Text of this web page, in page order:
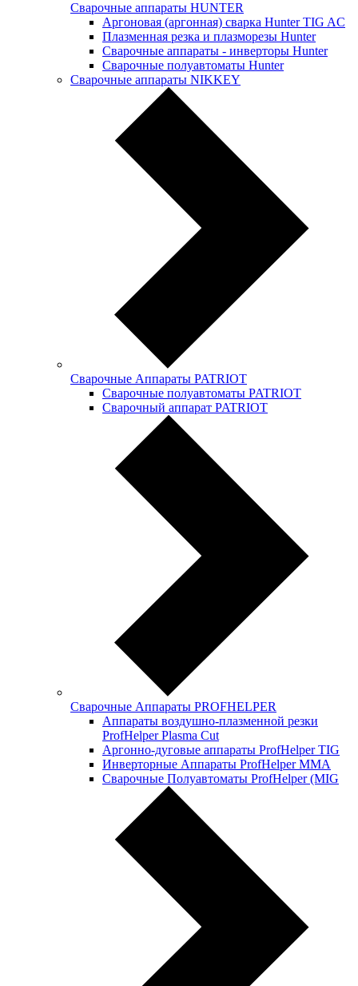
Сварочные аппараты HUNTER
Аргоновая (аргонная) сварка Hunter TIG AC
Плазменная резка и плазморезы Hunter
Сварочные аппараты - инверторы Hunter
Сварочные полуавтоматы Hunter
Сварочные аппараты NIKKEY
Сварочные Аппараты PATRIOT
Сварочные полуавтоматы PATRIOT
Сварочный аппарат PATRIOT
Сварочные Аппараты PROFНELPER
Аппараты воздушно-плазменной резки
ProfHelper Plasma Cut
Аргонно-дуговые аппараты ProfHelper TIG
Инверторные Аппараты ProfНelper ММА
Сварочные Полуавтоматы ProfHelper (MIG